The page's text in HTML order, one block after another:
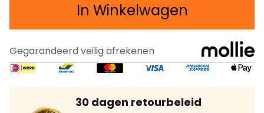
In Winkelwagen
Gegarandeerd veilig afrekenen
30 dagen retourbeleid